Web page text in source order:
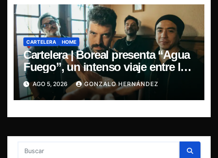
CARTELERA HOME
Cartelera | Boreal presenta “Agua
Fuego”, un intenso viaje entre la
pasión y la desilusión
AGO 5, 2026 GONZALO HERNÁNDEZ